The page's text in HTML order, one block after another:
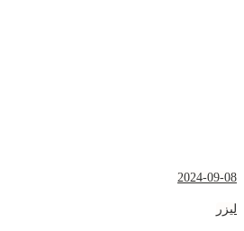
2024-09-08
لیزر